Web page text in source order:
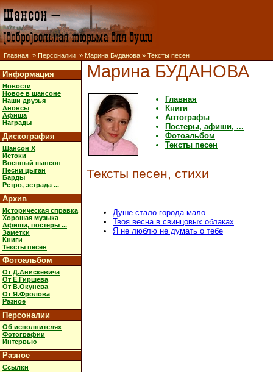
Главная » Персоналии » Марина Буданова » Тексты песен
Информация
Новости
Новое в шансоне
Наши друзья
Анонсы
Афиша
Награды
Дискография
Шансон X
Истоки
Военный шансон
Песни цыган
Барды
Ретро, эстрада ...
Архив
Историческая справка
Хорошая музыка
Афиши, постеры ...
Заметки
Книги
Тексты песен
Фотоальбом
От Д.Анискевича
От Е.Гиршева
От В.Окунева
От Я.Фролова
Разное
Персоналии
Об исполнителях
Фотографии
Интервью
Разное
Ссылки
Марина БУДАНОВА
Главная
Книги
Автографы
Постеры, афиши, ...
Фотоальбом
Тексты песен
Тексты песен, стихи
Душе стало города мало...
Твоя весна в свинцовых облаках
Я не люблю не думать о тебе